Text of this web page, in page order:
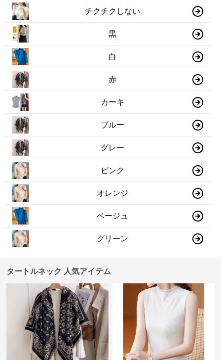
チクチクしない
黒
白
赤
カーキ
ブルー
グレー
ピンク
オレンジ
ベージュ
グリーン
タートルネック 人気アイテム